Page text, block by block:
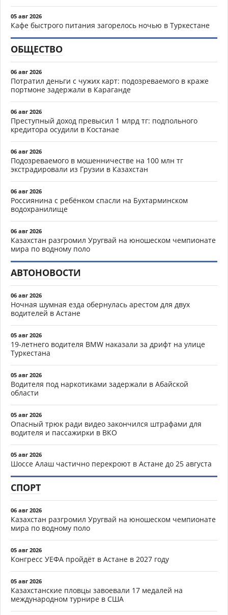
05 авг 2026
Кафе быстрого питания загорелось ночью в Туркестане
ОБЩЕСТВО
06 авг 2026
Потратил деньги с чужих карт: подозреваемого в краже
портмоне задержали в Караганде
06 авг 2026
Преступный доход превысил 1 млрд тг: подпольного
кредитора осудили в Костанае
06 авг 2026
Подозреваемого в мошенничестве на 100 млн тг
экстрадировали из Грузии в Казахстан
06 авг 2026
Россиянина с ребёнком спасли на Бухтарминском
водохранилище
06 авг 2026
Казахстан разгромил Уругвай на юношеском чемпионате
мира по водному поло
АВТОНОВОСТИ
06 авг 2026
Ночная шумная езда обернулась арестом для двух
водителей в Астане
05 авг 2026
19-летнего водителя BMW наказали за дрифт на улице
Туркестана
05 авг 2026
Водителя под наркотиками задержали в Абайской
области
05 авг 2026
Опасный трюк ради видео закончился штрафами для
водителя и пассажирки в ВКО
05 авг 2026
Шоссе Алаш частично перекроют в Астане до 25 августа
СПОРТ
06 авг 2026
Казахстан разгромил Уругвай на юношеском чемпионате
мира по водному поло
05 авг 2026
Конгресс УЕФА пройдёт в Астане в 2027 году
05 авг 2026
Казахстанские пловцы завоевали 17 медалей на
международном турнире в США